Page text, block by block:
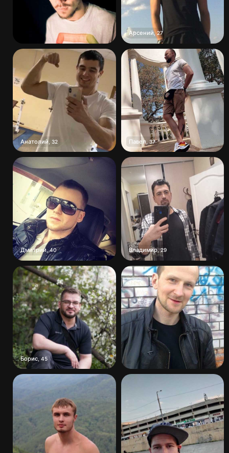
Арсений,27
Анатолий 32 Павел 37
Дмитрий,40 Владимир,29
Борис 45